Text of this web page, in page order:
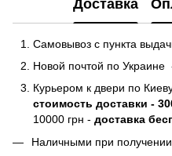
Доставка
Самовывоз с пункта
Новой почтой по Украине
Курьером к двери по
стоимость доставки -
10000 грн - доставка
Наличными при получении.